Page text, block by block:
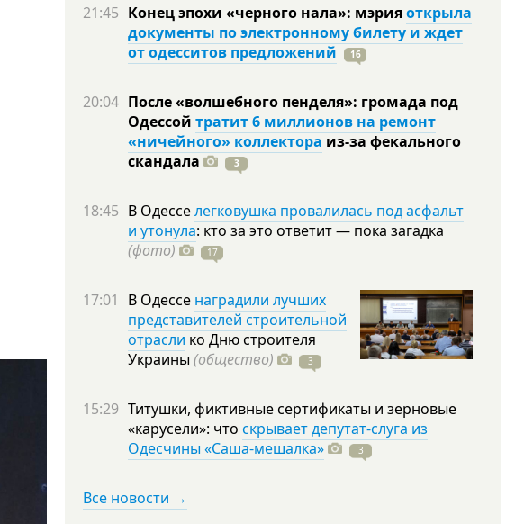
21:45 Конец эпохи «черного нала»: мэрияоткрыла
документы по электронному билету и ждет
от одесситов предложений
16
20:04 После «волшебного пенделя»: громада под
Одессой тратит 6 миллионов на ремонт
«ничейного» коллектора из-за фекального
скандала
3
18:45 В Одесселегковушка провалилась под асфальт
и утонула: кто за это ответит — пока загадка
(фото)
17
17:01 В Одессе наградили лучших
представителей строительной
отрасли ко Дню строителя
Украины (общество) 3
15:29 Титушки, фиктивные сертификаты и зерновые
«карусели»: что скрывает депутат-слуга из
Одесчины «Саша-мешалка»
3
Все новости →